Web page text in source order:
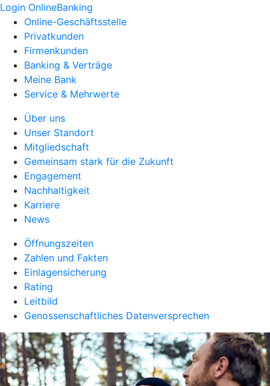
Login OnlineBanking
Online-Geschäftsstelle
Privatkunden
Firmenkunden
Banking & Verträge
Meine Bank
Service & Mehrwerte
Über uns
Unser Standort
Mitgliedschaft
Gemeinsam stark für die Zukunft
Engagement
Nachhaltigkeit
Karriere
News
Öffnungszeiten
Zahlen und Fakten
Einlagensicherung
Rating
Leitbild
Genossenschaftliches Datenversprechen